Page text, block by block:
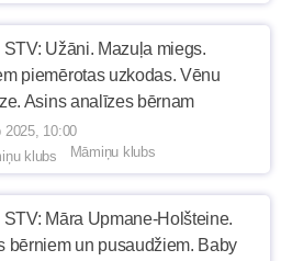
STV: Užāni. Mazuļa miegs.
piemērotas uzkodas. Vēnu
Asins analīzes bērnam
2025, 10:00
Māmiņu klubs
STV: Māra Upmane-Holšteine.
bērniem un pusaudžiem. Baby